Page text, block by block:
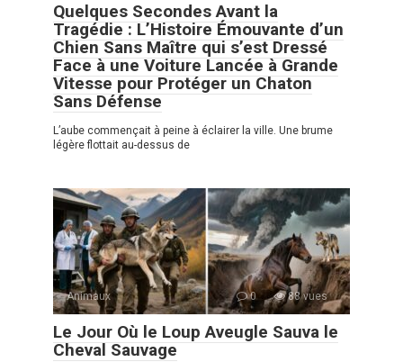
Quelques Secondes Avant la
Tragédie : L’Histoire Émouvante d’un
Chien Sans Maître qui s’est Dressé
Face à une Voiture Lancée à Grande
Vitesse pour Protéger un Chaton
Sans Défense
L’aube commençait à peine à éclairer la ville. Une brume
légère flottait au-dessus de
Animaux 0 88 vues
Le Jour Où le Loup Aveugle Sauva le
Cheval Sauvage